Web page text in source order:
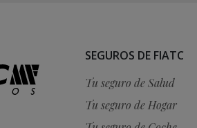
SEGUROS DE FIATC
Tu seguro de Salud
Tu seguro de Hogar